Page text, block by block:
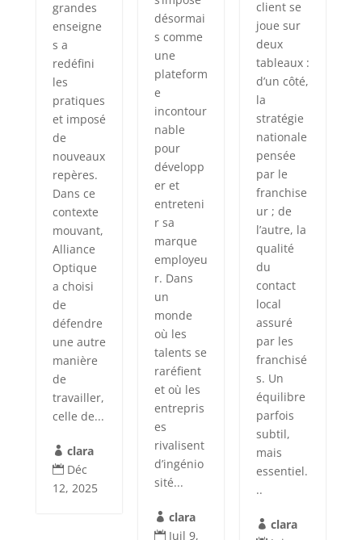
grandes
enseigne
s a
redéfini
les
pratiques
et imposé
de
nouveaux
repères.
Dans ce
contexte
mouvant,
Alliance
Optique
a choisi
de
défendre
une autre
manière
de
travailler,
celle de...
 clara
 Déc
12, 2025
désormai
s comme
une
plateform
e
incontour
nable
pour
développ
er et
entreteni
r sa
marque
employeu
r. Dans
un
monde
où les
talents se
raréfient
et où les
entrepris
es
rivalisent
d’ingénio
sité...
 clara
 Juil 9,
client se
joue sur
deux
tableaux :
d’un côté,
la
stratégie
nationale
pensée
par le
franchise
ur ; de
l’autre, la
qualité
du
contact
local
assuré
par les
franchisé
s. Un
équilibre
parfois
subtil,
mais
essentiel.
..
 clara